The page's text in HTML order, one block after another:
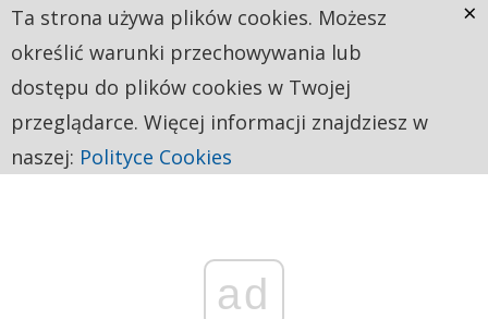
ad
Ta strona używa plików cookies. Możesz
określić warunki przechowywania lub
dostępu do plików cookies w Twojej
przeglądarce. Więcej informacji znajdziesz w
naszej: Polityce Cookies
×